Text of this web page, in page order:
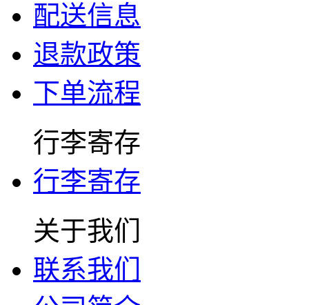
配送信息
退款政策
下单流程
行李寄存
行李寄存
关于我们
联系我们